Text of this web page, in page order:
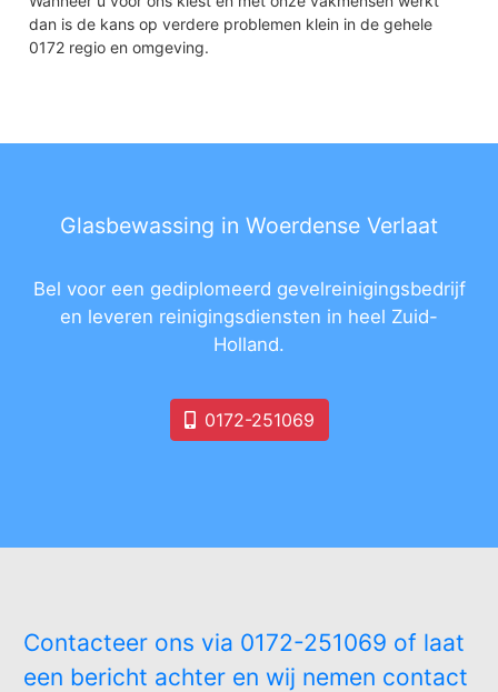
dan is de kans op verdere problemen klein in de gehele
0172 regio en omgeving.
Glasbewassing in Woerdense Verlaat
Bel voor een gediplomeerd gevelreinigingsbedrijf
en leveren reinigingsdiensten in heel Zuid-
Holland.
0172-251069
Contacteer ons via 0172-251069 of laat
een bericht achter en wij nemen contact